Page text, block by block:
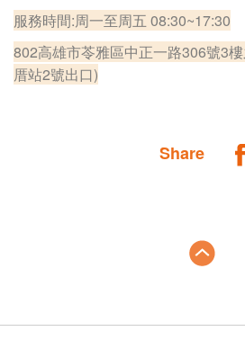
服務時間:周一至周五 08:30~17:30
802高雄市苓雅區中正一路306號3
厝站2號出口)
Share